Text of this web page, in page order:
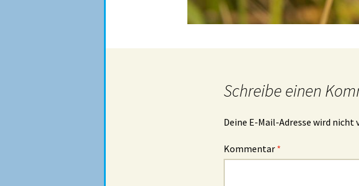
Schreibe einen
Deine E-Mail-Adresse wird
Kommentar *